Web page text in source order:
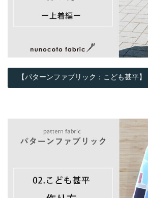
【パターンファブリック：こども甚平